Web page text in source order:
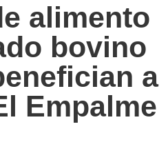
alimento
bovino
a
Empalme